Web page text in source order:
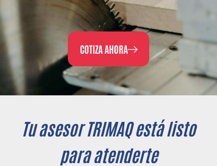
COTIZA AHORA
Tu asesor TRIMAQ está listo
para atenderte